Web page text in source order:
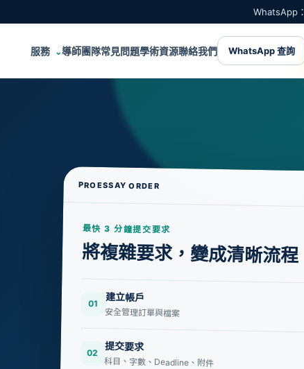
WhatsApp：
服務 ⌄導師團隊常見問題學術資源聯絡我們 WhatsApp 查詢
PROESSAY ORDER
最快 3 分鐘提交要求
將複雜要求，變成清晰流程
01
建立帳戶
安全管理訂單與檔案
02
提交要求
科目、字數、Deadline、附件